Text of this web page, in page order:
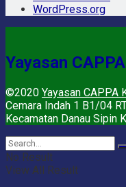
WordPress.org
Yayasan
©2020 Yayasan CAPPA
Cemara Indah 1 B1/04
Kecamatan Danau Sipin
No Result
View All Result